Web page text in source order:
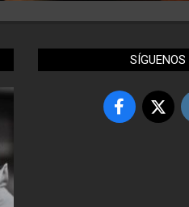
SÍGUENOS